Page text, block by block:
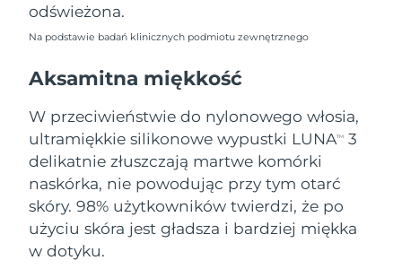
odświeżona.
Na podstawie badań klinicznych podmiotu zewnętrznego
Aksamitna miękkość
W przeciwieństwie do nylonowego włosia,
ultramiękkie silikonowe wypustki LUNATM
3
delikatnie złuszczają martwe komórki
naskórka, nie powodując przy tym otarć
skóry. 98% użytkowników twierdzi, że po
użyciu skóra jest gładsza i bardziej miękka
w dotyku.
Singapur
Słowacja
Oczekiwany czas dostawy
Słowenia
Oczekiwany czas dostawy
8/12/26
Republika
Południowej Afryki
Oczekiwany czas dostawy
Korea Południowa
Oczekiwany czas dostawy